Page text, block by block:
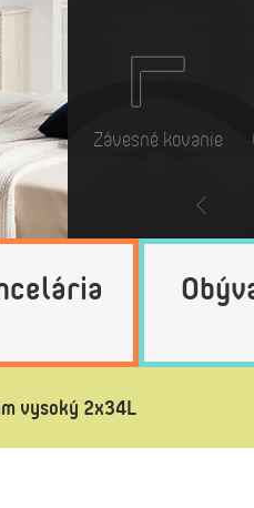
Závesné kovanie
vysoký 2x34L